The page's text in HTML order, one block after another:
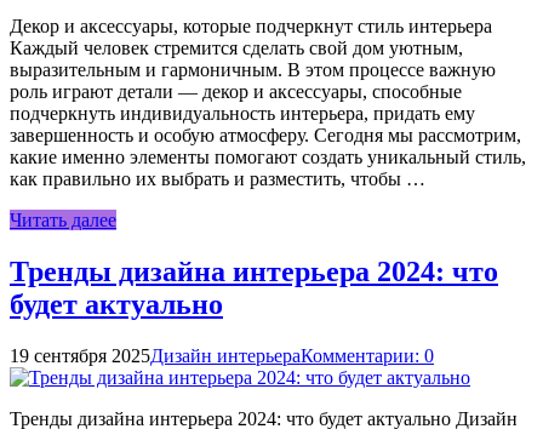
Декор и аксессуары, которые подчеркнут стиль интерьера
Каждый человек стремится сделать свой дом уютным,
выразительным и гармоничным. В этом процессе важную
роль играют детали — декор и аксессуары, способные
подчеркнуть индивидуальность интерьера, придать ему
завершенность и особую атмосферу. Сегодня мы рассмотрим,
какие именно элементы помогают создать уникальный стиль,
как правильно их выбрать и разместить, чтобы …
Читать далее
Тренды дизайна интерьера 2024: что
будет актуально
19 сентября 2025Дизайн интерьераКомментарии: 0
Тренды дизайна интерьера 2024: что будет актуально Дизайн